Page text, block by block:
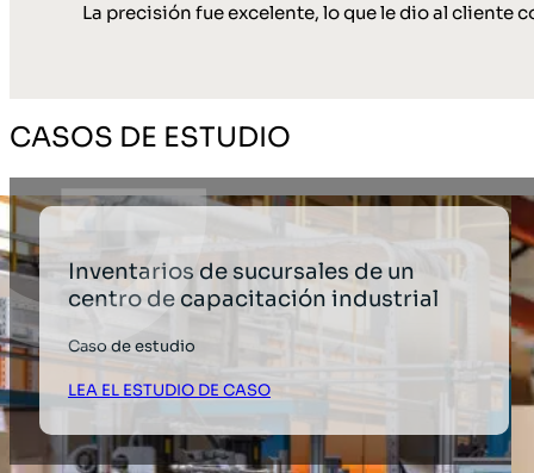
La precisión fue excelente, lo que le dio al cliente
CASOS DE ESTUDIO
Inventarios de sucursales de un
centro de capacitación industrial
Caso de estudio
LEA EL ESTUDIO DE CASO